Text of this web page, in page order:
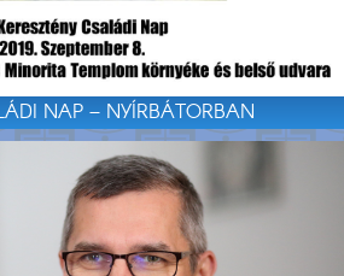
NAP – NYÍRBÁTORBAN